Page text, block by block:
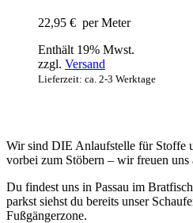
22,95 € per Meter
Enthält 19% Mwst.
zzgl. Versand
Lieferzeit: ca. 2-3 Werktage
Wir sind DIE Anlaufstelle für Stoffe
vorbei zum Stöbern – wir freuen uns
Du findest uns in Passau im
parkst siehst du bereits unser
Fußgängerzone.